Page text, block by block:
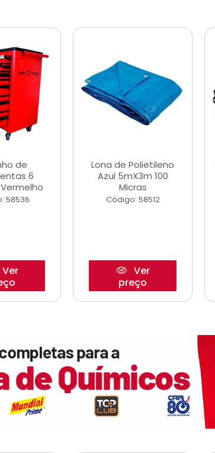
de
6
58536
Ver
Lona de Polietileno
Azul 5mX3m 100
Micras
Código: 58512
Ver
preço